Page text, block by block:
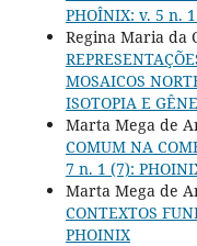
PHOÎNIX: v. 5 n.
Regina Maria da
MOSAICOS
ISOTOPIA E
Marta Mega de
COMUM NA
7 n. 1 (7):
Marta Mega de
CONTEXTOS
PHOINIX